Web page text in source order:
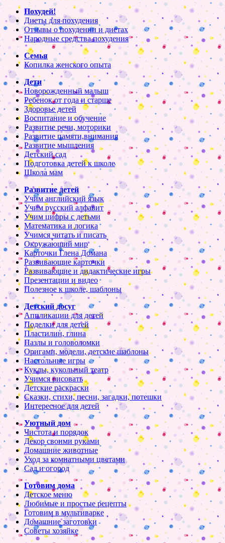
Похудей!
Диеты для похудения
Отзывы о похудении и диетах
Народные средства похудения
Семья
Копилка женского опыта
Дети
Новорожденный малыш
Ребенок от года и старше
Здоровье детей
Воспитание и обучение
Развитие речи, моторики
Развитие памяти,внимания
Развитие мышления
Детский сад
Подготовка детей к школе
Школа мам
Развитие детей
Учим английский язык
Учим русский алфавит
Учим цифры с детьми
Математика и логика
Учимся читать и писать
Окружающий мир
Карточки Глена Домана
Развивающие карточки
Развивающие и дидактические игры
Презентации и видео
Полезное к школе, шаблоны
Детский досуг
Аппликации для детей
Поделки для детей
Пластилин, глина
Пазлы и головоломки
Оригами, модели, детские шаблоны
Настольные игры
Куклы, кукольный театр
Учимся рисовать
Детские раскраски
Сказки, стихи, песни, загадки, потешки
Интересное для детей
Уютный дом
Чистота и порядок
Декор своими руками
Домашние животные
Уход за комнатными цветами
Сад и огород
Готовим дома
Детское меню
Любимые и простые рецепты
Готовим в мультиварке
Домашние заготовки
Советы хозяйке